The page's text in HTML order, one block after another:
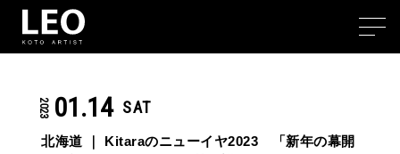
2023 01.14 SAT
北海道 ｜ Kitaraのニューイヤ2023 「新年の幕開